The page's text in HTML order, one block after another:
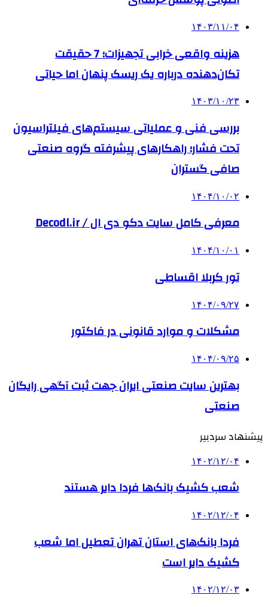
۱۴۰۳/۱۱/۰۴
هزینه واقعی خرابی تجهیزات؛ 7 حقیقت
تکان‌دهنده درباره یک ریسک پنهان اما حیاتی
۱۴۰۳/۱۰/۲۳
بررسی فنی و عملیاتی سیستم‌های فیلتراسیون
تحت فشار؛ راهکارهای پیشرفته گروه صنعتی
صافی گستران
۱۴۰۴/۱۰/۰۲
معرفی کامل سایت دکو دی ال / Decodl.ir
۱۴۰۴/۱۰/۰۱
تور کربلا اقساطی
۱۴۰۴/۰۹/۲۷
مشکلات و موارد قانونی در فاکتور
۱۴۰۴/۰۹/۲۵
بهترین ‌سایت صنعتی ایران جهت ثبت آگهی رایگان
صنعتی
پیشنهاد سردبیر
۱۴۰۲/۱۲/۰۴
شعب کشیک بانک‌ها فردا دایر هستند
۱۴۰۲/۱۲/۰۴
فردا بانک‌های استان تهران تعطیل اما شعب
کشیک دایر است
۱۴۰۲/۱۲/۰۳